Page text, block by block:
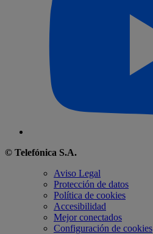
© Telefónica S.A.
Aviso Legal
Protección de datos
Política de cookies
Accesibilidad
Mejor conectados
Configuración de cookies